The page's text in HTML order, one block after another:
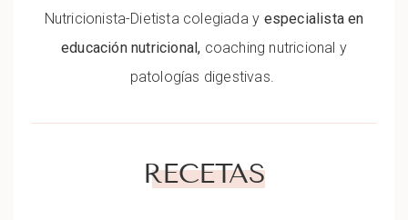
Nutricionista-Dietista colegiada y especialista en
educación nutricional, coaching nutricional y
patologías digestivas.
RECETAS